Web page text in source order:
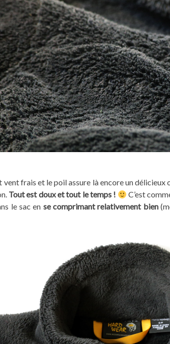
frais et le poil assure là encore un
Tout est doux et tout le temps !
C’est
le sac en se comprimant relativement bien